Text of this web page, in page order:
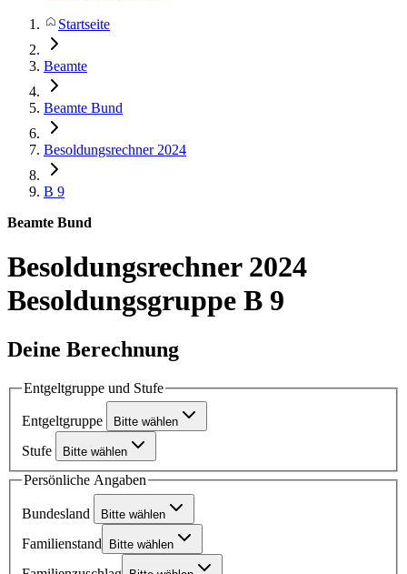
Startseite
Beamte
Beamte Bund
Besoldungsrechner 2024
B 9
Beamte Bund
Besoldungsrechner 2024
Besoldungsgruppe B 9
Deine Berechnung
Entgeltgruppe und Stufe
Entgeltgruppe Bitte wählen
Stufe Bitte wählen
Persönliche Angaben
Bundesland Bitte wählen
Familienstand Bitte wählen